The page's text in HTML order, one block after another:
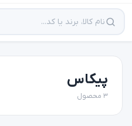
پیکاس
۳ محصول